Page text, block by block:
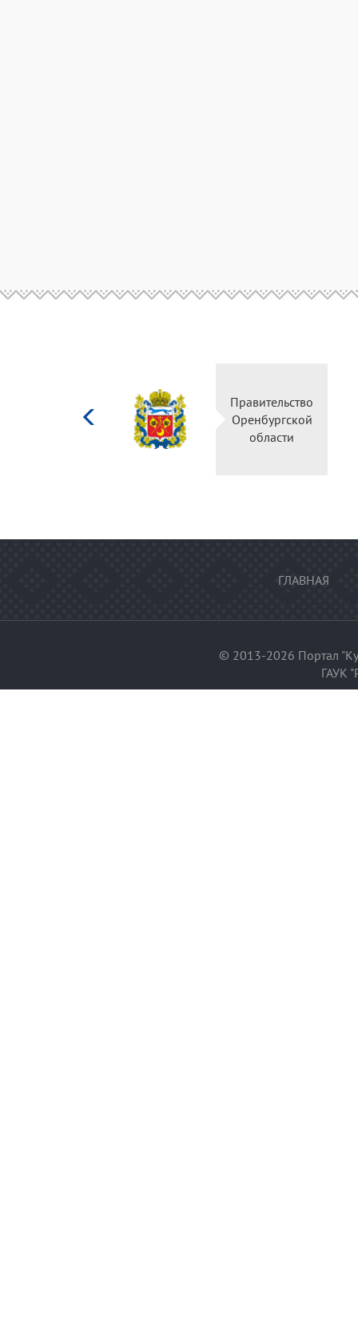
Правительство
Оренбургской
области
ГЛАВНАЯ
© 2013-2026 Портал
ГАУК